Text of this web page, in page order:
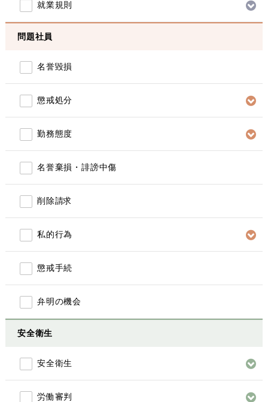
就業規則
問題社員
名誉毀損
懲戒処分
勤務態度
名誉棄損・誹謗中傷
削除請求
私的行為
懲戒手続
弁明の機会
安全衛生
安全衛生
労働審判